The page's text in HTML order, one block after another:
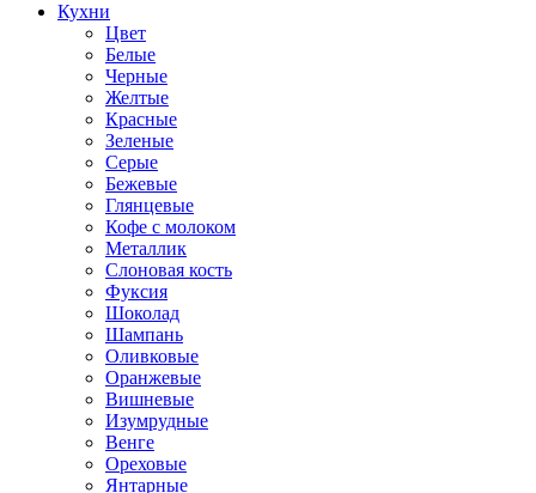
Кухни
Цвет
Белые
Черные
Желтые
Красные
Зеленые
Серые
Бежевые
Глянцевые
Кофе с молоком
Металлик
Слоновая кость
Фуксия
Шоколад
Шампань
Оливковые
Оранжевые
Вишневые
Изумрудные
Венге
Ореховые
Янтарные